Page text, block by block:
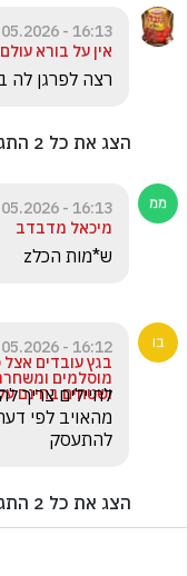
16:13 - 06.05.2026
אין על בורא עולם
רצה לפרגן לה
הצג את כל 2
16:13 - 06.05.2026
מיכאל מדבדב
ש*מות הכלz
16:12 - 06.05.2026
בגץ עובדים אצל
מוסלמים
ושטחים בחינם
להתעסק
הצג את כל 2